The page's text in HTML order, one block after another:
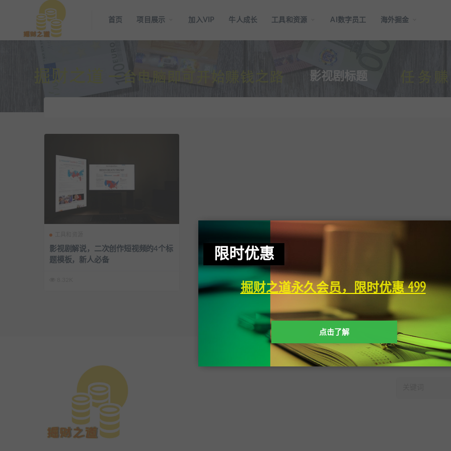
首页 项目展示 加入VIP 牛人成长 工具和资源 AI数字员工 海外掘金
影视剧标题
影视剧解说，二次创作短视频的4个标
题模板，新人必备
快速搜索
限时优惠
掘财之道永久会员，限时优惠 499
点击了解